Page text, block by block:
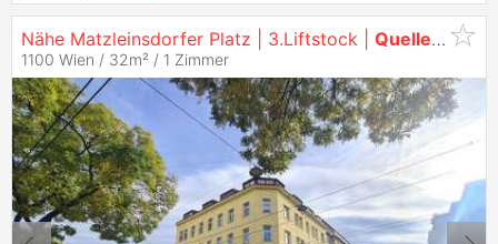
Nähe Matzleinsdorfer Platz | 3.Liftstock | Quellenstraße
1100 Wien / 32m² / 1 Zimmer